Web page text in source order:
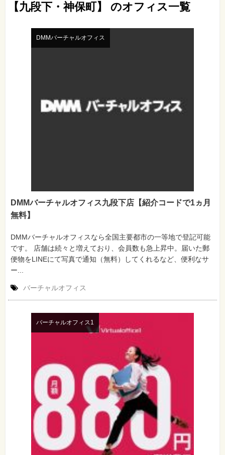
【九段下・神保町】 のオフィス一覧
DMMバーチャルオフィス
DMMバーチャルオフィス九段下店【紹介コードで1ヵ月
無料】
DMMバーチャルオフィスなら全国主要都市の一等地で登記可能
です。 店舗は続々と増えており、会員数も急上昇中。届いた郵
便物をLINEにて写真で通知（無料）してくれるなど、便利なサ
ー...
バーチャルオフィス
バーチャルオフィス1